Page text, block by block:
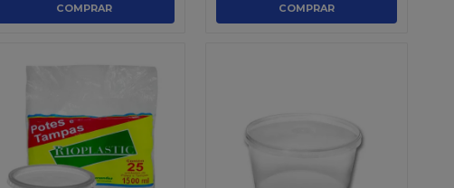
COMPRAR COMPRAR